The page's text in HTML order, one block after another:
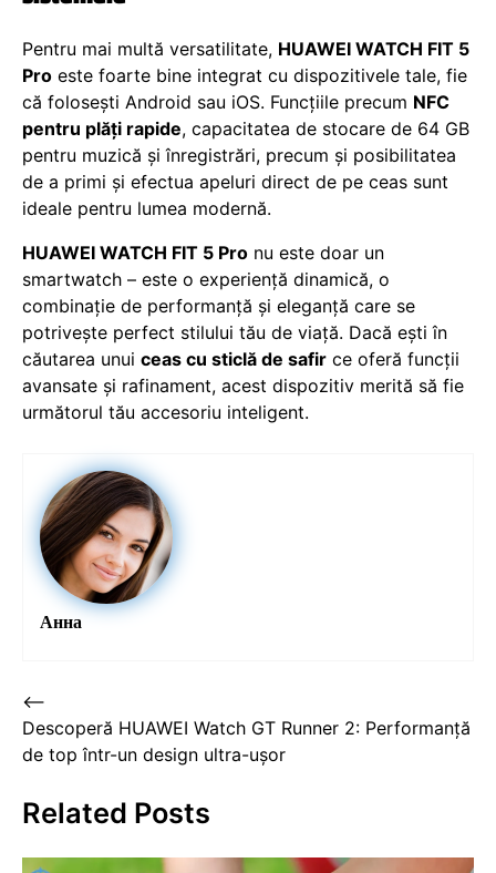
Pentru mai multă versatilitate, HUAWEI WATCH FIT 5
Pro este foarte bine integrat cu dispozitivele tale, fie
că folosești Android sau iOS. Funcțiile precum NFC
pentru plăți rapide, capacitatea de stocare de 64 GB
pentru muzică și înregistrări, precum și posibilitatea
de a primi și efectua apeluri direct de pe ceas sunt
ideale pentru lumea modernă.
HUAWEI WATCH FIT 5 Pro nu este doar un
smartwatch – este o experiență dinamică, o
combinație de performanță și eleganță care se
potrivește perfect stilului tău de viață. Dacă ești în
căutarea unui ceas cu sticlă de safir ce oferă funcții
avansate și rafinament, acest dispozitiv merită să fie
următorul tău accesoriu inteligent.
Анна
Post
navigation
⟵
Descoperă HUAWEI Watch GT Runner 2: Performanță
de top într-un design ultra-ușor
Related Posts